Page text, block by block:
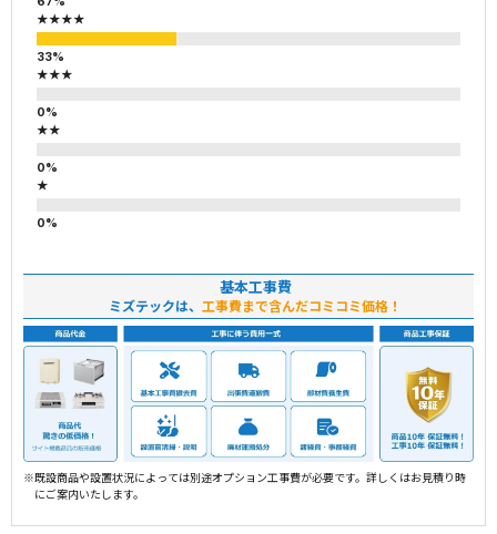
★★★★
★★★
★★
★
基本工事費
ミズテックは、 工事費まで含んだコミコミ価格！
※既設商品や設置状況によっては別途オプション工事費が必要です。詳しくはお見積り時
にご案内いたします。